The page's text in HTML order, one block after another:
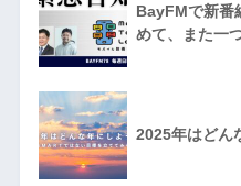
BayFMで新番
めて、また一
2025年はどん